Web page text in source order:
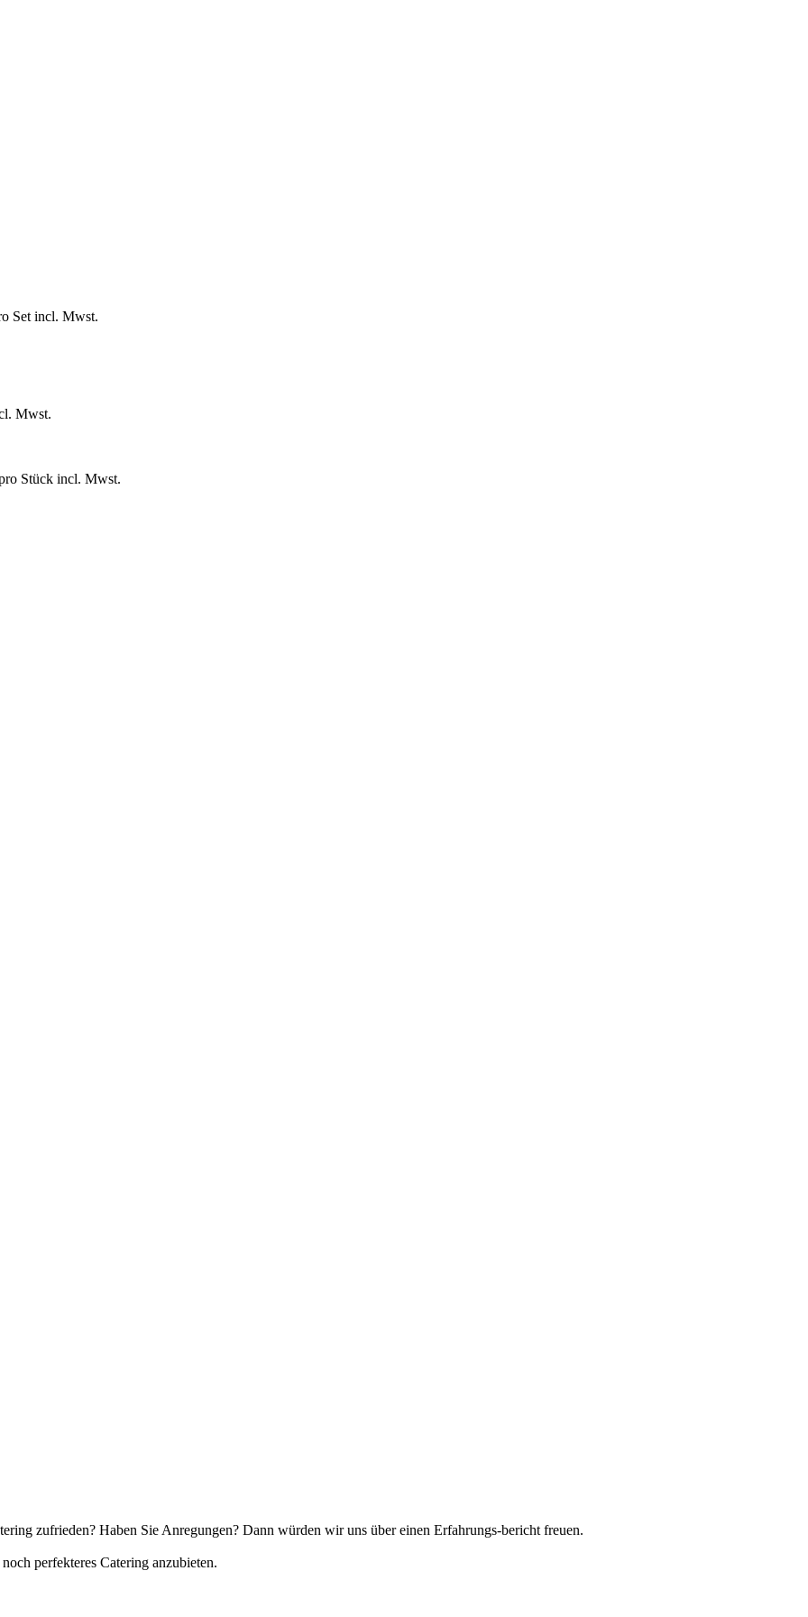
Set incl. Mwst.
Mwst.
Stück incl. Mwst.
zufrieden? Haben Sie Anregungen? Dann würden wir uns über einen Erfahrungs-bericht freuen.
perfekteres Catering anzubieten.